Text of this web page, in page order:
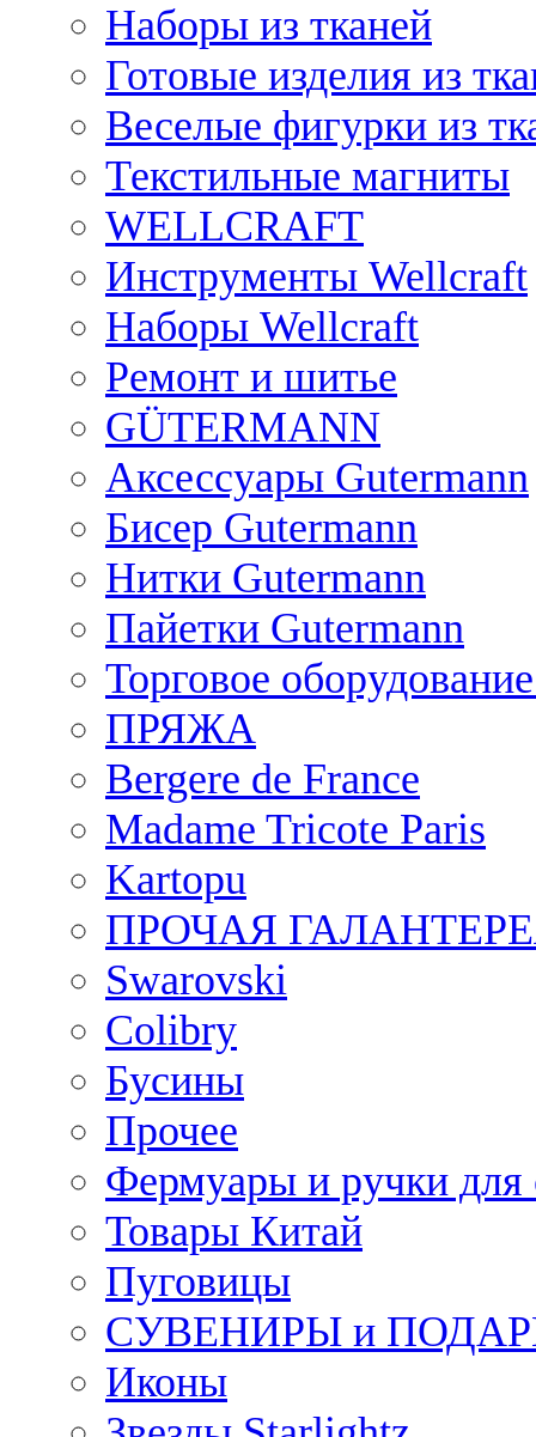
Наборы из тканей
Готовые изделия из
Веселые фигурки из
Текстильные магниты
WELLCRAFT
Инструменты Wellcraft
Наборы Wellcraft
Ремонт и шитье
GÜTERMANN
Аксессуары Gutermann
Бисер Gutermann
Нитки Gutermann
Пайетки Gutermann
Торговое
ПРЯЖА
Bergere de France
Madame Tricote Paris
Kartopu
ПРОЧАЯ
Swarovski
Colibry
Бусины
Прочее
Фермуары и ручки для
Товары Китай
Пуговицы
СУВЕНИРЫ и
Иконы